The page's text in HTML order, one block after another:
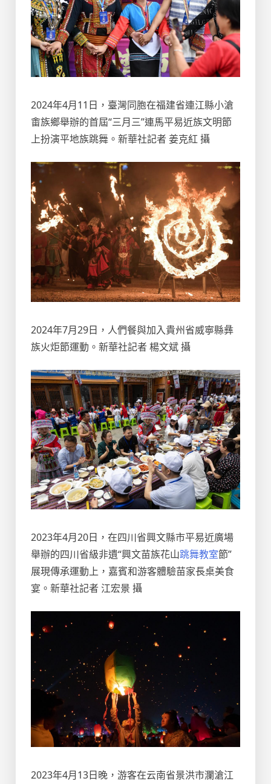
2024年4月11日，臺灣同胞在福建省連江縣小滄
畬族鄉舉辦的首屆“三月三”連馬平易近族文明節
上扮演平地族跳舞。新華社記者 姜克紅 攝
2024年7月29日，人們餐與加入貴州省威寧縣彝
族火炬節運動。新華社記者 楊文斌 攝
2023年4月20日，在四川省興文縣市平易近廣場
舉辦的四川省級非遺“興文苗族花山跳舞教室節”
展現傳承運動上，嘉賓和游客體驗苗家長桌美食
宴。新華社記者 江宏景 攝
2023年4月13日晚，游客在云南省景洪市瀾滄江